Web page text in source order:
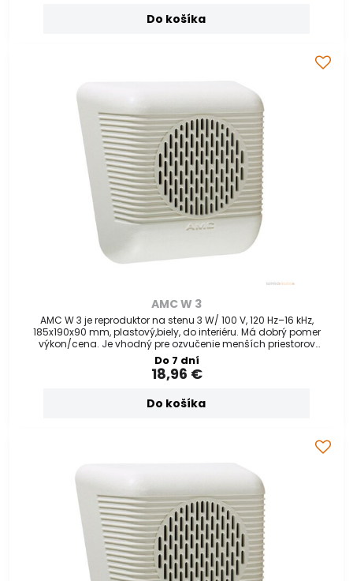
Do košíka
AMC W 3
AMC W 3 je reproduktor na stenu 3 W/ 100 V, 120 Hz–16 kHz,
185x190x90 mm, plastový,biely, do interiéru. Má dobrý pomer
výkon/cena. Je vhodný pre ozvučenie menších priestorov
(kancelárií)
Do 7 dní
18,96 €
Do košíka